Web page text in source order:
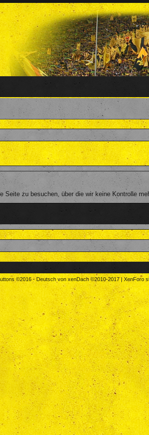
Seite zu besuchen, über die wir keine Kontrolle
©2016-Deutsch von xenDach©2010-2017 | XenForo